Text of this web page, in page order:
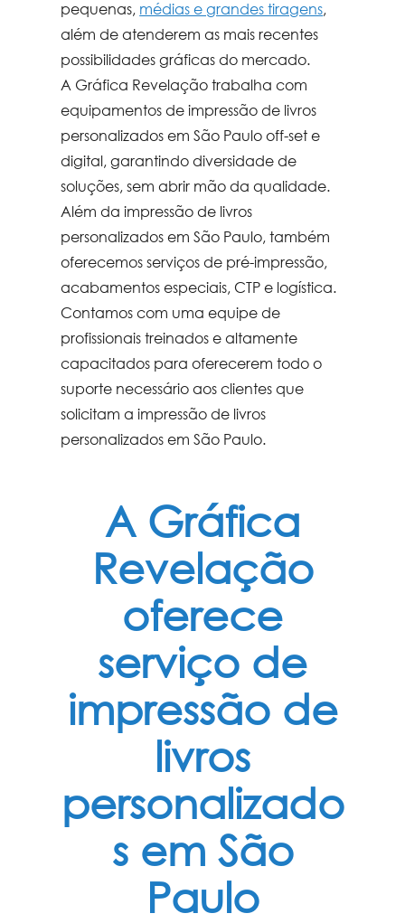
pequenas, médias e grandes tiragens,
além de atenderem as mais recentes
possibilidades gráficas do mercado.
A Gráfica Revelação trabalha com
equipamentos deimpressão de livros
personalizados em São Paulo off-set e
digital, garantindo diversidade de
soluções, sem abrir mão da qualidade.
Além daimpressão de livros
personalizados em São Paulo, também
oferecemos serviços de pré-impressão,
acabamentos especiais, CTP e logística.
Contamos com uma equipe de
profissionais treinados e altamente
capacitados para oferecerem todo o
suporte necessário aos clientes que
solicitam aimpressão de livros
personalizados em São Paulo.
A Gráfica
Revelação
oferece
serviço de
impressão de
livros
personalizado
s em São
Paulo